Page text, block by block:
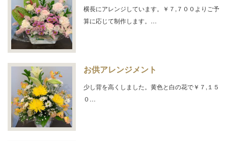
横長にアレンジしています。￥７,７００よりご予
算に応じて制作します。…
お供アレンジメント
少し背を高くしました。黄色と白の花で￥７,１５
０…